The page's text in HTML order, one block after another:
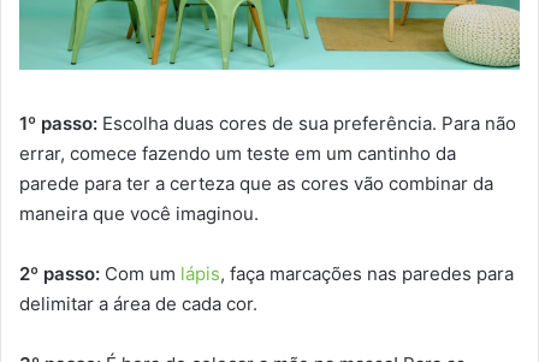
1º passo: Escolha duas cores de sua preferência. Para não
errar, comece fazendo um teste em um cantinho da
parede para ter a certeza que as cores vão combinar da
maneira que você imaginou.
2º passo: Com um lápis, faça marcações nas paredes para
delimitar a área de cada cor.